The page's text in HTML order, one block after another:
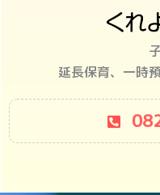
延長保育、一時